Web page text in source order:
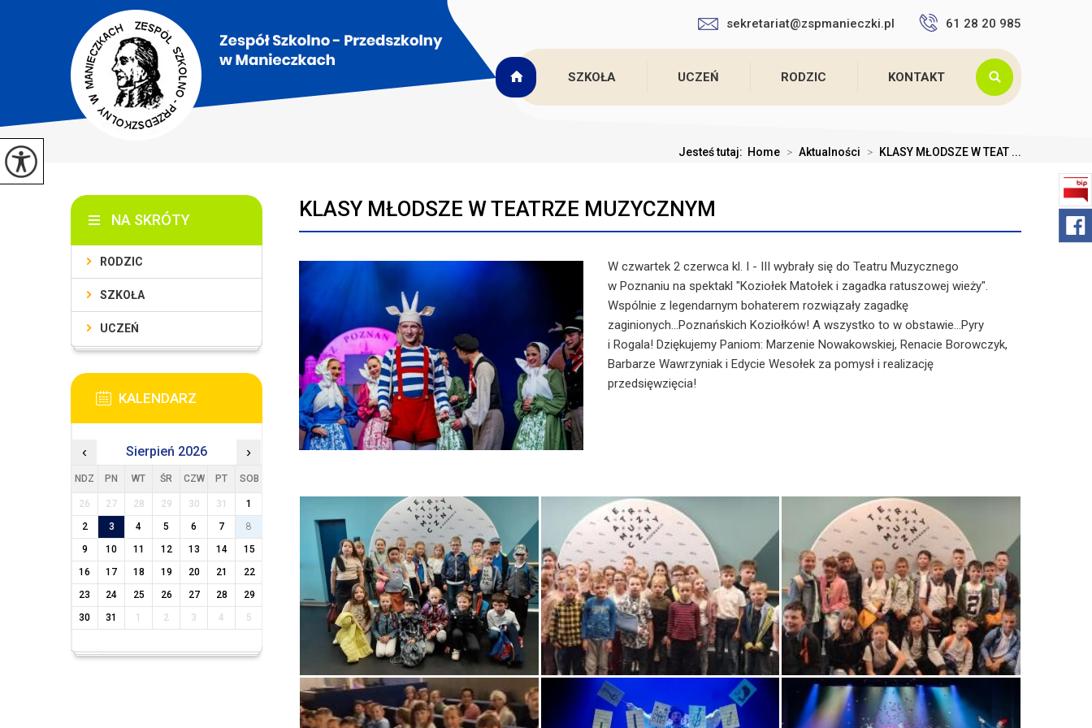
sekretariat@zspmanieczki.pl 61 28 20 985
SZKOŁA UCZEŃ RODZIC KONTAKT
Jesteś tutaj: Home > Aktualności > KLASY MŁODSZE W TEAT ...
KLASY MŁODSZE W TEATRZE MUZYCZNYM
W czwartek 2 czerwca kl. I - III wybrały się do Teatru Muzycznego
w Poznaniu na spektakl "Koziołek Matołek i zagadka ratuszowej wieży".
Wspólnie z legendarnym bohaterem rozwiązały zagadkę
zaginionych...Poznańskich Koziołków! A wszystko to w obstawie...Pyry
i Rogala! Dziękujemy Paniom: Marzenie Nowakowskiej, Renacie Borowczyk,
Barbarze Wawrzyniak i Edycie Wesołek za pomysł i realizację
przedsięwzięcia!
NA SKRÓTY
RODZIC
SZKOŁA
UCZEŃ
KALENDARZ
‹ Sierpień 2026 ›
NDZ PN WT ŚR CZW PT SOB
26 27 28 29 30 31
1
2
3 4 5 6 7
8
9
10 11 12 13 14
15
16
17 18 19 20 21
22
23
24 25 26 27 28
29
30
31 1 2 3 4 5